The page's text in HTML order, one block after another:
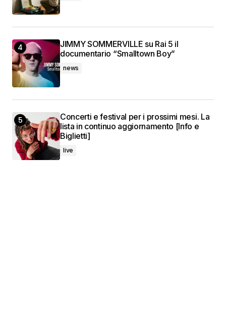
JIMMY SOMMERVILLE su Rai 5 il
documentario “Smalltown Boy”
news
Concerti e festival per i prossimi mesi. La
lista in continuo aggiornamento [Info e
Biglietti]
live